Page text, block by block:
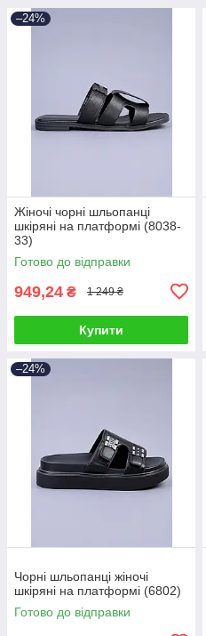
–24%
Жіночі чорні шльопанці
шкіряні на платформі (8038-
33)
Готово до відправки
949,24 ₴ 1 249 ₴
Купити
–24%
Чорні шльопанці жіночі
шкіряні на платформі (6802)
Готово до відправки